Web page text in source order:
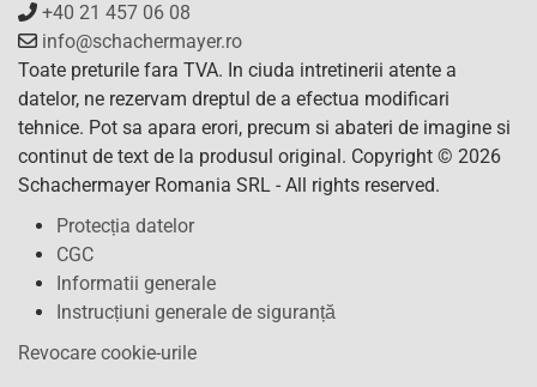
+40 21 457 06 08
info@schachermayer.ro
Toate preturile fara TVA. In ciuda intretinerii atente a
datelor, ne rezervam dreptul de a efectua modificari
tehnice. Pot sa apara erori, precum si abateri de imagine si
continut de text de la produsul original. Copyright © 2026
Schachermayer Romania SRL - All rights reserved.
Protecția datelor
CGC
Informatii generale
Instrucțiuni generale de siguranță
Revocare cookie-urile